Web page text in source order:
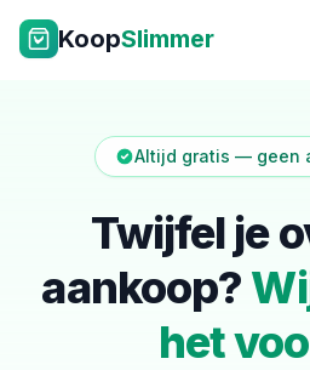
Ga naar inhoud
KoopSlimmer
NL|EN
Altijd gratis — geen
Twijfel je
aankoop?
het